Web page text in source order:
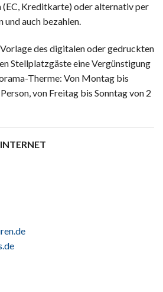
(EC, Kreditkarte) oder alternativ per
und auch bezahlen.
des digitalen oder gedruckten
Stellplatzgäste eine Vergünstigung
Therme: Von Montag bis
von Freitag bis Sonntag von 2